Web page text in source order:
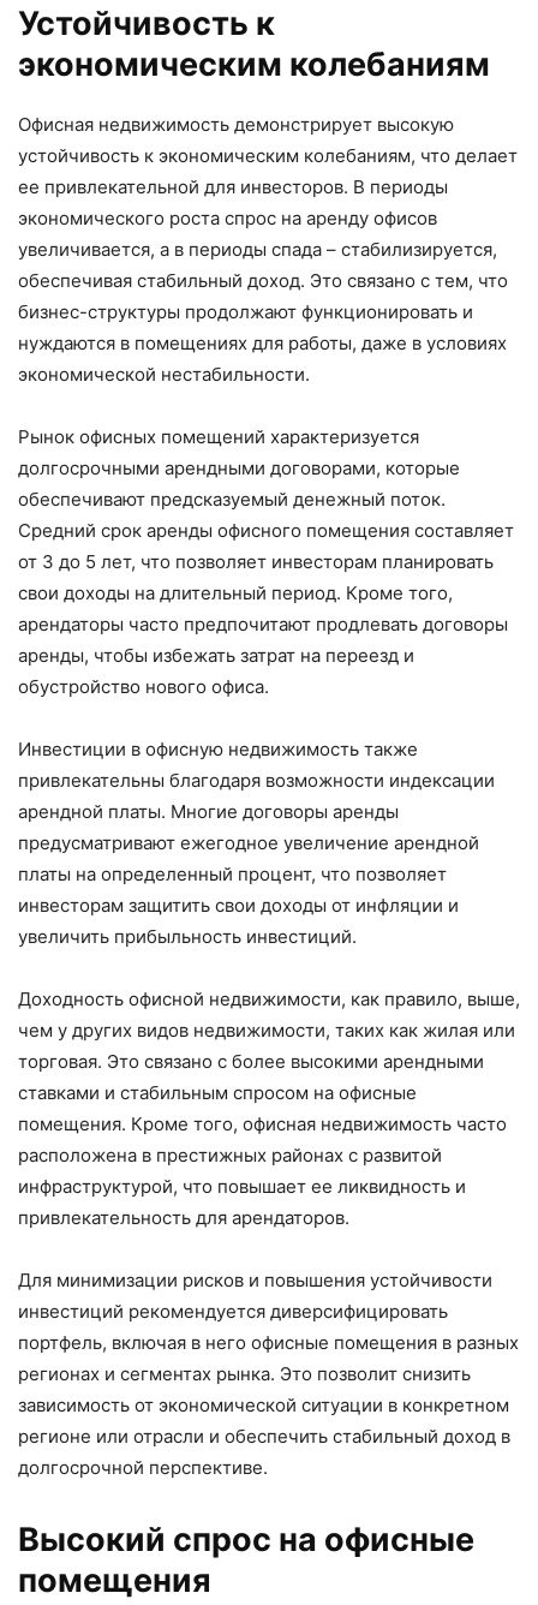
Устойчивость к
экономическим колебаниям
Офисная недвижимость демонстрирует высокую
устойчивость к экономическим колебаниям, что делает
ее привлекательной для инвесторов. В периоды
экономического роста спрос на аренду офисов
увеличивается, а в периоды спада – стабилизируется,
обеспечивая стабильный доход. Это связано с тем, что
бизнес-структуры продолжают функционировать и
нуждаются в помещениях для работы, даже в условиях
экономической нестабильности.
Рынок офисных помещений характеризуется
долгосрочными арендными договорами, которые
обеспечивают предсказуемый денежный поток.
Средний срок аренды офисного помещения составляет
от 3 до 5 лет, что позволяет инвесторам планировать
свои доходы на длительный период. Кроме того,
арендаторы часто предпочитают продлевать договоры
аренды, чтобы избежать затрат на переезд и
обустройство нового офиса.
Инвестиции в офисную недвижимость также
привлекательны благодаря возможности индексации
арендной платы. Многие договоры аренды
предусматривают ежегодное увеличение арендной
платы на определенный процент, что позволяет
инвесторам защитить свои доходы от инфляции и
увеличить прибыльность инвестиций.
Доходность офисной недвижимости, как правило, выше,
чем у других видов недвижимости, таких как жилая или
торговая. Это связано с более высокими арендными
ставками и стабильным спросом на офисные
помещения. Кроме того, офисная недвижимость часто
расположена в престижных районах с развитой
инфраструктурой, что повышает ее ликвидность и
привлекательность для арендаторов.
Для минимизации рисков и повышения устойчивости
инвестиций рекомендуется диверсифицировать
портфель, включая в него офисные помещения в разных
регионах и сегментах рынка. Это позволит снизить
зависимость от экономической ситуации в конкретном
регионе или отрасли и обеспечить стабильный доход в
долгосрочной перспективе.
Высокий спрос на офисные
помещения